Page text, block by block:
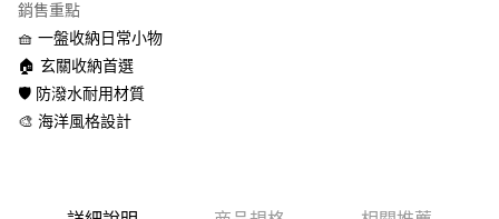
AFTEE先享後付
相關說明
【關於「AFTEE先享後付」】
AFTEE先享後付是「在收到商品之後才付款」的支付方式。 讓您購物簡單
便利好安心！
１．簡單：不需註冊會員、不需綁卡、不需儲值。
貨到付款
全家取貨付款
銷售重點
🧺 一盤收納日常小物
🏠 玄關收納首選
🛡️ 防潑水耐用材質
🎨 海洋風格設計